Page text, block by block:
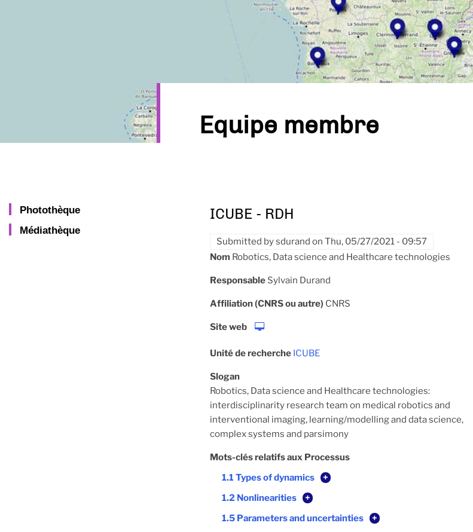
Equipe membre
Photothèque
Médiathèque
ICUBE - RDH
Submitted bysdurand on Thu, 05/27/2021 - 09:57
Nom Robotics, Data science and Healthcare technologies
Responsable Sylvain Durand
Affiliation (CNRS ou autre) CNRS
Site web
Unité de recherche ICUBE
Slogan
Robotics, Data science and Healthcare technologies:
interdisciplinarity research team on medical robotics and
interventional imaging, learning/modelling and data science,
complex systems and parsimony
Mots-clés relatifs aux Processus
1.1 Types of dynamics
+
1.2 Nonlinearities
+
1.5 Parameters and uncertainties
+